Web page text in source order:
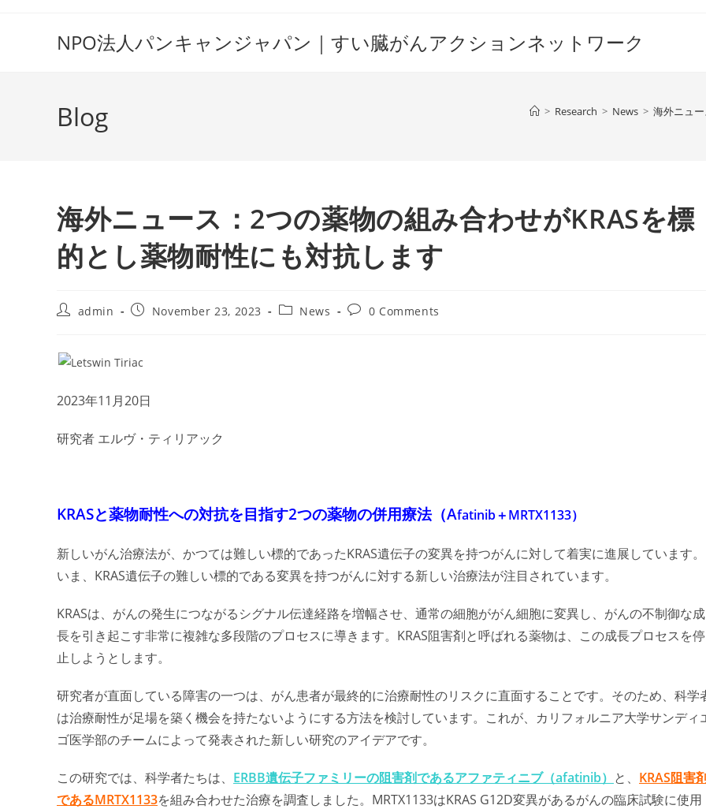
NPO法人パンキャンジャパン｜すい臓がんアクションネットワーク
Blog > Research > News > 海外ニュ
海外ニュース：2つの薬物の組み合わせがKRASを標
的とし薬物耐性にも対抗します
Postadmin
PostNovember 23, 2023
PostNews
Post0 Comments
2023年11月20日
研究者 エルヴ・ティリアック
KRASと薬物耐性への対抗を目指す2つの薬物の併用療法（Afatinib＋MRTX1133）
新しいがん治療法が、かつては難しい標的であったKRAS遺伝子の変異を持つがんに対して着実に進展しています。
いま、KRAS遺伝子の難しい標的である変異を持つがんに対する新しい治療法が注目されています。
KRASは、がんの発生につながるシグナル伝達経路を増幅させ、通常の細胞ががん細胞に変異し、がんの不制御な成
長を引き起こす非常に複雑な多段階のプロセスに導きます。KRAS阻害剤と呼ばれる薬物は、この成長プロセスを停
止しようとします。
研究者が直面している障害の一つは、がん患者が最終的に治療耐性のリスクに直面することです。そのため、科学
は治療耐性が足場を築く機会を持たないようにする方法を検討しています。これが、カリフォルニア大学サンディ
ゴ医学部のチームによって発表された新しい研究のアイデアです。
この研究では、科学者たちは、 ERBB遺伝子ファミリーの阻害剤であるアファティニブ（afatinib） と、 KRAS阻害
であるMRTX1133を組み合わせた治療を調査しました。MRTX1133はKRAS G12D変異があるがんの臨床試験に使用